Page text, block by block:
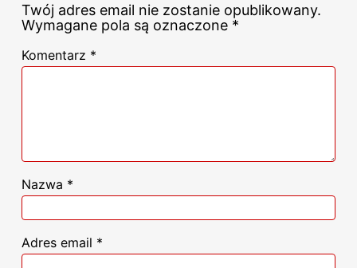
Twój adres email nie zostanie opublikowany.
Wymagane pola są oznaczone *
Komentarz *
Nazwa *
Adres email *